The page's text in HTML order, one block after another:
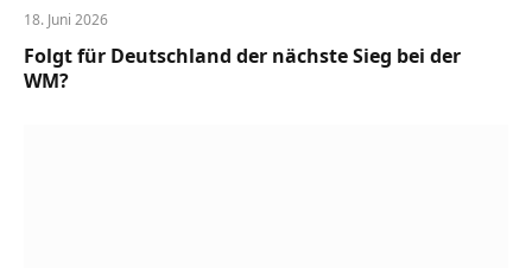
18. Juni 2026
Folgt für Deutschland der nächste Sieg bei der
WM?